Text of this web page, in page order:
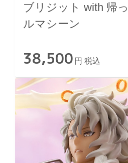
ブリジット with 帰
ルマシーン
38,500 円 税込